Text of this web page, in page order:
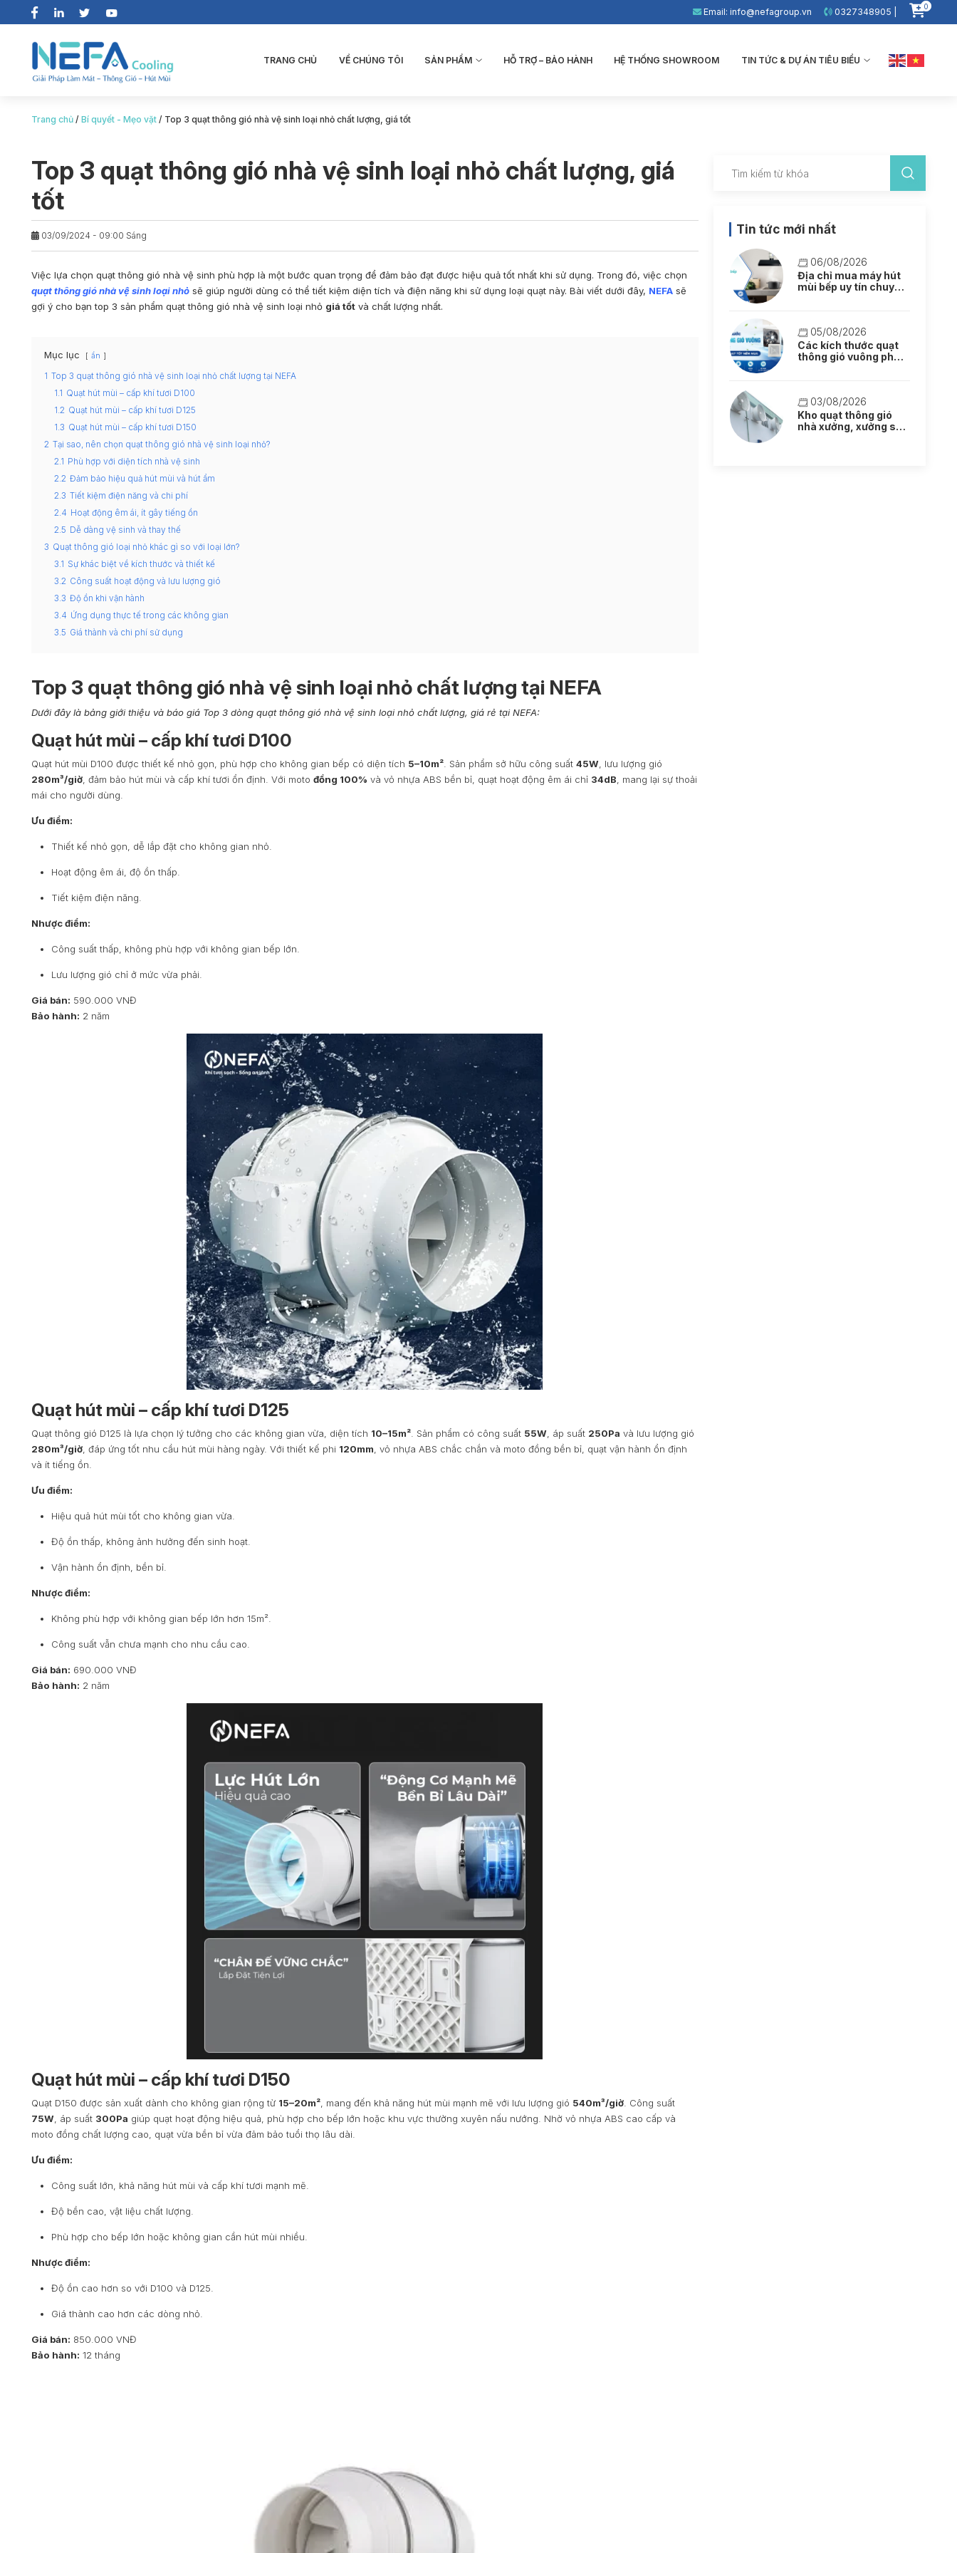
Email: info@nefagroup.vn 0327348905 | 0
TRANG CHỦ VỀ CHÚNG TÔI SẢN PHẨM HỖ TRỢ – BẢO HÀNH HỆ THỐNG SHOWROOM TIN TỨC & DỰ ÁN TIÊU BIỂU
Trang chủ /Bí quyết - Mẹo vặt / Top 3 quạt thông gió nhà vệ sinh loại nhỏ chất lượng, giá tốt
Top 3 quạt thông gió nhà vệ sinh loại nhỏ chất lượng, giá
tốt
03/09/2024 - 09:00 Sáng
Việc lựa chọn quạt thông gió nhà vệ sinh phù hợp là một bước quan trọng để đảm bảo đạt được hiệu quả tốt nhất khi sử dụng. Trong đó, việc chọn
quạt thông gió nhà vệ sinh loại nhỏ sẽ giúp người dùng có thể tiết kiệm diện tích và điện năng khi sử dụng loại quạt này. Bài viết dưới đây, NEFA sẽ
gợi ý cho bạn top 3 sản phẩm quạt thông gió nhà vệ sinh loại nhỏ giá tốt và chất lượng nhất.
Mục lục ẩn
1 Top 3 quạt thông gió nhà vệ sinh loại nhỏ chất lượng tại NEFA
1.1 Quạt hút mùi – cấp khí tươi D100
1.2 Quạt hút mùi – cấp khí tươi D125
1.3 Quạt hút mùi – cấp khí tươi D150
2 Tại sao, nên chọn quạt thông gió nhà vệ sinh loại nhỏ?
2.1 Phù hợp với diện tích nhà vệ sinh
2.2 Đảm bảo hiệu quả hút mùi và hút ẩm
2.3 Tiết kiệm điện năng và chi phí
2.4 Hoạt động êm ái, ít gây tiếng ồn
2.5 Dễ dàng vệ sinh và thay thế
3 Quạt thông gió loại nhỏ khác gì so với loại lớn?
3.1 Sự khác biệt về kích thước và thiết kế
3.2 Công suất hoạt động và lưu lượng gió
3.3 Độ ồn khi vận hành
3.4 Ứng dụng thực tế trong các không gian
3.5 Giá thành và chi phí sử dụng
Top 3 quạt thông gió nhà vệ sinh loại nhỏ chất lượng tại NEFA
Dưới đây là bảng giới thiệu và báo giá Top 3 dòng quạt thông gió nhà vệ sinh loại nhỏ chất lượng, giá rẻ tại NEFA:
Quạt hút mùi – cấp khí tươi D100
Quạt hút mùi D100 được thiết kế nhỏ gọn, phù hợp cho không gian bếp có diện tích 5–10m² . Sản phẩm sở hữu công suất45W , lưu lượng gió
280m³/giờ , đảm bảo hút mùi và cấp khí tươi ổn định. Với motođồng 100% và vỏ nhựa ABS bền bỉ, quạt hoạt động êm ái chỉ 34dB , mang lại sự thoải
mái cho người dùng.
Ưu điểm:
Thiết kế nhỏ gọn, dễ lắp đặt cho không gian nhỏ.
Hoạt động êm ái, độ ồn thấp.
Tiết kiệm điện năng.
Nhược điểm:
Công suất thấp, không phù hợp với không gian bếp lớn.
Lưu lượng gió chỉ ở mức vừa phải.
Giá bán: 590.000 VNĐ
Bảo hành: 2 năm
Quạt hút mùi – cấp khí tươi D125
Quạt thông gió D125 là lựa chọn lý tưởng cho các không gian vừa, diện tích 10–15m² . Sản phẩm có công suất 55W , áp suất 250Pa và lưu lượng gió
280m³/giờ , đáp ứng tốt nhu cầu hút mùi hàng ngày. Với thiết kế phi 120mm , vỏ nhựa ABS chắc chắn và moto đồng bền bỉ, quạt vận hành ổn định
và ít tiếng ồn.
Ưu điểm:
Hiệu quả hút mùi tốt cho không gian vừa.
Độ ồn thấp, không ảnh hưởng đến sinh hoạt.
Vận hành ổn định, bền bỉ.
Nhược điểm:
Không phù hợp với không gian bếp lớn hơn 15m².
Công suất vẫn chưa mạnh cho nhu cầu cao.
Giá bán: 690.000 VNĐ
Bảo hành: 2 năm
Quạt hút mùi – cấp khí tươi D150
Quạt D150 được sản xuất dành cho không gian rộng từ 15–20m² , mang đến khả năng hút mùi mạnh mẽ với lưu lượng gió 540m³/giờ . Công suất
75W , áp suất 300Pa giúp quạt hoạt động hiệu quả, phù hợp cho bếp lớn hoặc khu vực thường xuyên nấu nướng. Nhờ vỏ nhựa ABS cao cấp và
moto đồng chất lượng cao, quạt vừa bền bỉ vừa đảm bảo tuổi thọ lâu dài.
Ưu điểm:
Công suất lớn, khả năng hút mùi và cấp khí tươi mạnh mẽ.
Độ bền cao, vật liệu chất lượng.
Phù hợp cho bếp lớn hoặc không gian cần hút mùi nhiều.
Nhược điểm:
Độ ồn cao hơn so với D100 và D125.
Giá thành cao hơn các dòng nhỏ.
Giá bán: 850.000 VNĐ
Bảo hành: 12 tháng
Tin tức mới nhất
06/08/2026
Địa chỉ mua máy hút
mùi bếp uy tín chuyên
05/08/2026
Các kích thước quạt
thông gió vuông phổ
03/08/2026
Kho quạt thông gió
nhà xưởng, xưởng sản